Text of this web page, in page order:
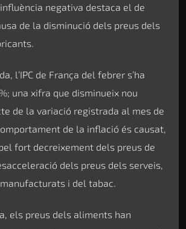
negativa destaca el de
de la disminució dels preus dels
l’IPC de França del febrer s’ha
una xifra que disminueix nou
de la variació registrada al mes de
de la inflació és causat,
fort decreixement dels preus de
dels preus dels serveis,
i del tabac.
els preus dels aliments han